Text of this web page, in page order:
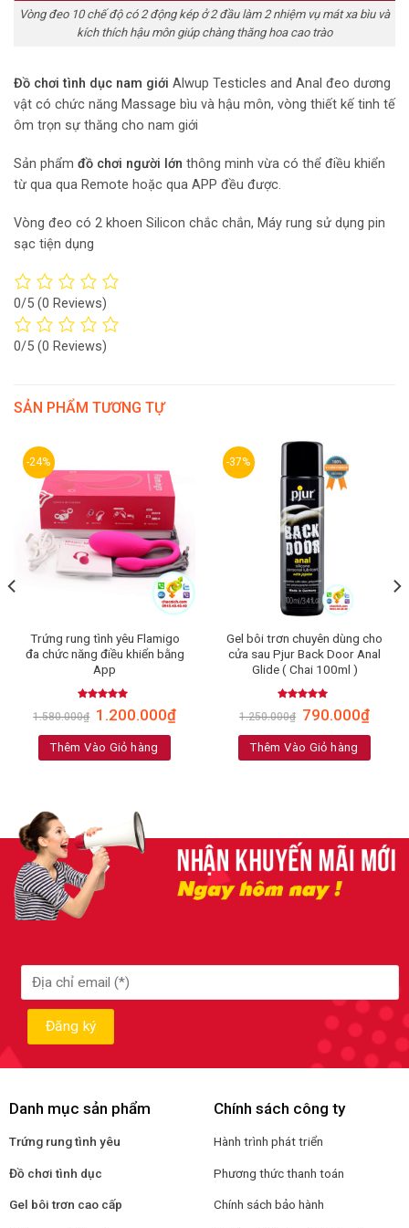
Vòng đeo 10 chế độ có 2 động kép ở 2 đầu làm 2 nhiệm vụ mát xa bìu và
kích thích hậu môn giúp chàng thăng hoa cao trào
Đồ chơi tình dục nam giới Alwup Testicles and Anal đeo dương
vật có chức năng Massage bìu và hậu môn, vòng thiết kế tinh tế
ôm trọn sự thăng cho nam giới
Sản phẩm đồ chơi người lớn thông minh vừa có thể điều khiển
từ qua qua Remote hoặc qua APP đều được.
Vòng đeo có 2 khoen Silicon chắc chắn, Máy rung sử dụng pin
sạc tiện dụng
0/5 (0 Reviews)
0/5 (0 Reviews)
SẢN PHẨM TƯƠNG TỰ
-24%
Trứng rung tình yêu Flamigo
đa chức năng điều khiển bằng
App
Rated
5.00
out of 5
1.580.000₫ 1.200.000₫
Thêm Vào Giỏ hàng
-37%
Gel bôi trơn chuyên dùng cho
cửa sau Pjur Back Door Anal
Glide ( Chai 100ml )
Rated4.88
out of 5
1.250.000₫ 790.000₫
Thêm Vào Giỏ hàng
Danh mục sản phẩm
Trứng rung tình yêu
Đồ chơi tình dục
Gel bôi trơn cao cấp
Chính sách công ty
Hành trình phát triển
Phương thức thanh toán
Chính sách bảo hành